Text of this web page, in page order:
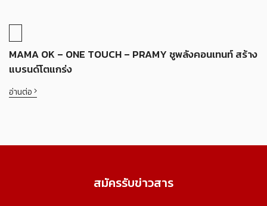
MAMA OK – ONE TOUCH – PRAMY ชูพลังคอนเทนท์ สร้าง
แบรนด์โตแกร่ง
อ่านต่อ
สมัครรับข่าวสาร